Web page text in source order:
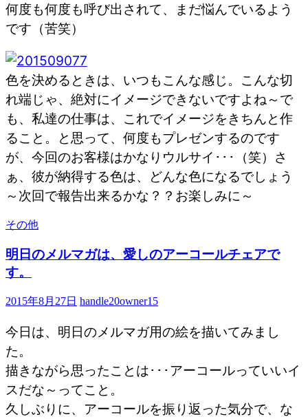
何度も何度も呼び出されて、まだ悩んでいるよう
です（苦笑）
色を決めるときは、いつもこんな感じ。こんな切
れ端じゃ、絶対にイメージできないですよね～で
も、私達の仕事は、これでイメージをきちんと作
ること。と思って、何度もプレゼンするのです
が、今回のお客様はかなりウルサイ･･･（笑）さ
ぁ、彼が納得する色は、どんな色になるでしょう
～次回で報告出来るかな？？お楽しみに～
その他
明日のメルマガは、愛しのアーコールチェアで
す。
2015年8月27日 handle20owner15
今日は、明日のメルマガ用の絵を描いてみまし
た。
描きながら思ったことは･･･アーコールっていいイ
スだな～ってこと。
久しぶりに、アーコールを振り返った気分で、な